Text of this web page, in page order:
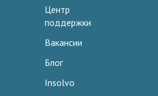
Центр
поддержки
Вакансии
Блог
Insolvo